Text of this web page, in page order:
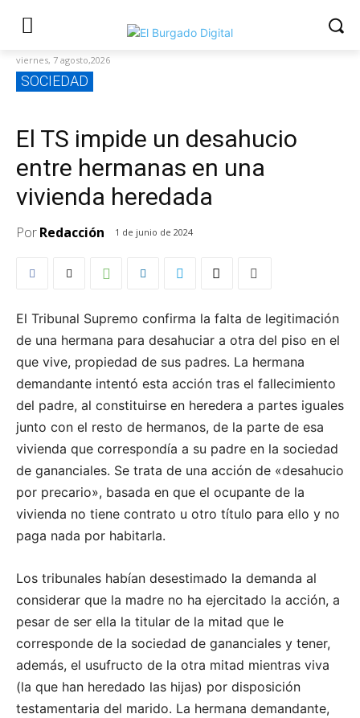
viernes, 7 agosto,2026
SOCIEDAD
El TS impide un desahucio
entre hermanas en una
vivienda heredada
PorRedacción 1 de junio de 2024
El Tribunal Supremo confirma la falta de legitimación
de una hermana para desahuciar a otra del piso en el
que vive, propiedad de sus padres. La hermana
demandante intentó esta acción tras el fallecimiento
del padre, al constituirse en heredera a partes iguales
junto con el resto de hermanos, de la parte de esa
vivienda que correspondía a su padre en la sociedad
de gananciales. Se trata de una acción de «desahucio
por precario», basada en que el ocupante de la
vivienda no tiene contrato u otro título para ello y no
paga nada por habitarla.
Los tribunales habían desestimado la demanda al
considerar que la madre no ha ejercitado la acción, a
pesar de ser ella la titular de la mitad que le
corresponde de la sociedad de gananciales y tener,
además, el usufructo de la otra mitad mientras viva
(la que han heredado las hijas) por disposición
testamentaria del marido. La hermana demandante,